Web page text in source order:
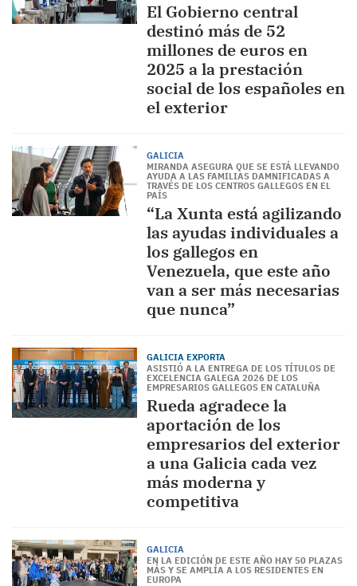
El Gobierno central
destinó más de 52
millones de euros en
2025 a la prestación
social de los españoles en
el exterior
GALICIA
MIRANDA ASEGURA QUE SE ESTÁ LLEVANDO
AYUDA A LAS FAMILIAS DAMNIFICADAS A
TRAVÉS DE LOS CENTROS GALLEGOS EN EL
PAÍS
“La Xunta está agilizando
las ayudas individuales a
los gallegos en
Venezuela, que este año
van a ser más necesarias
que nunca”
GALICIA EXPORTA
ASISTIÓ A LA ENTREGA DE LOS TÍTULOS DE
EXCELENCIA GALEGA 2026 DE LOS
EMPRESARIOS GALLEGOS EN CATALUÑA
Rueda agradece la
aportación de los
empresarios del exterior
a una Galicia cada vez
más moderna y
competitiva
GALICIA
EN LA EDICIÓN DE ESTE AÑO HAY 50 PLAZAS
MÁS Y SE AMPLÍA A LOS RESIDENTES EN
EUROPA